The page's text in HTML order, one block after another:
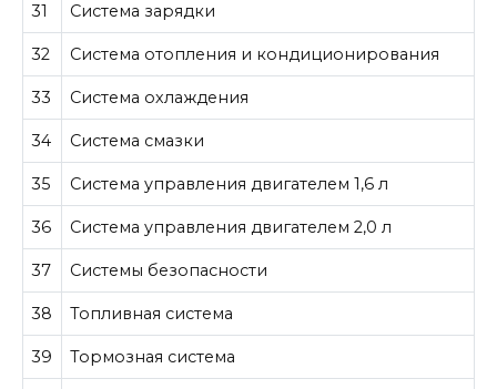
31 Система зарядки
32 Система отопления и кондиционирования
33 Система охлаждения
34 Система смазки
35 Система управления двигателем 1,6 л
36 Система управления двигателем 2,0 л
37 Системы безопасности
38 Топливная система
39 Тормозная система